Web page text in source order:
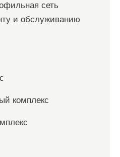
сеть
и обслуживанию
комплекс